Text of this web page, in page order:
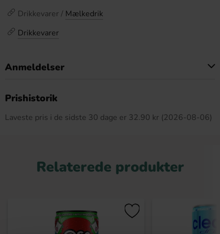
Drikkevarer / Mælkedrik
Drikkevarer
Anmeldelser
Prishistorik
Laveste pris i de sidste 30 dage er 32.90 kr (2026-08-06)
Relaterede produkter